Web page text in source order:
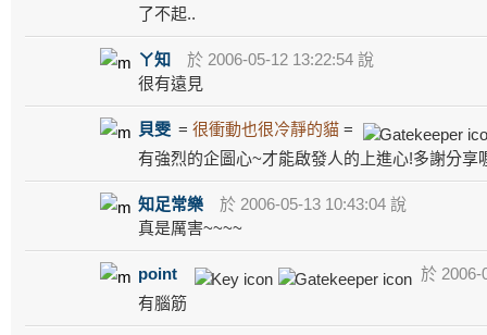
了不起..
ㄚ知
於 2006-05-12 13:22:54 說
很有遠見
貝雯 =很衝動也很冷靜的貓 =
有強烈的企圖心~才能啟發人的上進心!多謝分享
知足常樂
於 2006-05-13 10:43:04 說
真是厲害~~~~
point
於 2006-
有腦筋